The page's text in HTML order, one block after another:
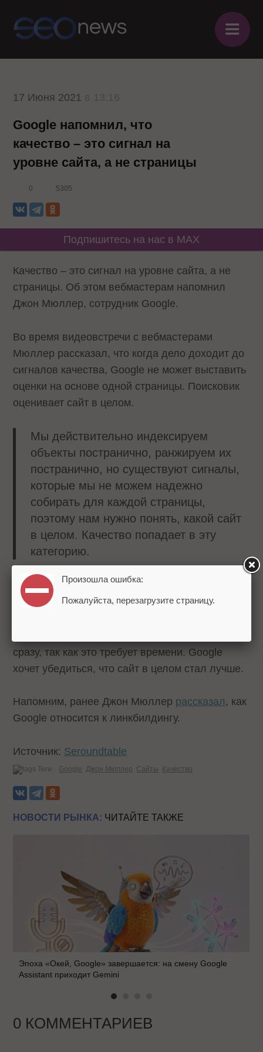
≡
17 Июня 2021
Google напомнил, что
качество – это сигнал на
уровне сайта, а не страницы
0 5305
Подпишитесь на нас в MAX
Качество – это сигнал на уровне сайта, а не
страницы. Об этом вебмастерам напомнил
Джон Мюллер, сотрудник Google.
Во время видеовстречи с вебмастерами
Мюллер рассказал, что когда дело доходит до
сигналов качества, Google не может выставить
оценки на основе одной страницы. Поисковик
оценивает сайт в целом.
Мы действительно индексируем
объекты постранично, ранжируем их
постранично, но существуют сигналы,
которые мы не можем надежно
собирать для каждой страницы,
поэтому нам нужно понять, какой сайт
в целом. Качество попадает в эту
категорию.
Джон Мюллер отметил, что если значительно
улучшить качество одной страницы, она начнет
сразу, так как это требует времени. Google
хочет убедиться, что сайт в целом стал лучше.
Напомним, ранее Джон Мюллер рассказал , как
Google относится к линкбилдингу.
Источник: Seroundtable
Теги: Google Джон Мюллер Сайты Качество
НОВОСТИ РЫНКА: ЧИТАЙТЕ ТАКЖЕ
Эпоха «Окей, Google» завершается: на смену Google
Assistant приходит Gemini
0 КОММЕНТАРИЕВ
Произошла ошибка:
Пожалуйста, перезагрузите страницу.